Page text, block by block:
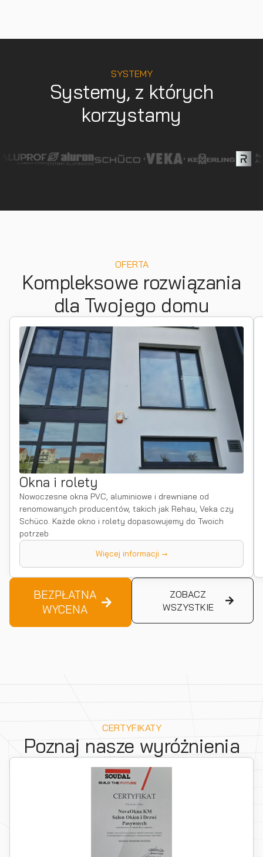
SYSTEMY
Systemy, z których
korzystamy
OFERTA
Kompleksowe rozwiązania
dla Twojego domu
Okna i rolety
Nowoczesne okna PVC, aluminiowe i drewniane od
renomowanych producentów, takich jak Rehau, Veka czy
Schüco. Każde okno i rolety dopasowujemy do Twoich
potrzeb
Więcej informacji →
BEZPŁATNA
WYCENA
ZOBACZ
WSZYSTKIE
CERTYFIKATY
Poznaj nasze wyróżnienia